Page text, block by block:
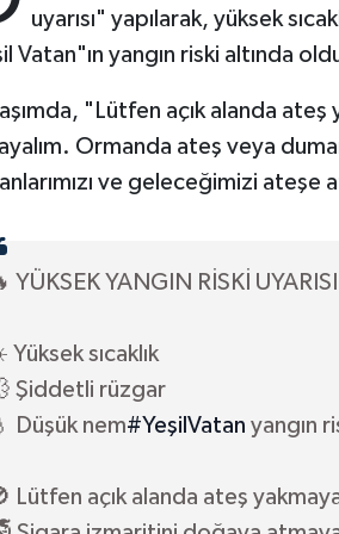
uyarısı" yapılarak, yüksek
Vatan"ın yangın riski altında
"Lütfen açık alanda
Ormanda ateş veya
ve geleceğimizi ateşe
YÜKSEK YANGIN RİSKİ
Yüksek sıcaklık
Şiddetli rüzgar
Düşük nem#YeşilVatan yangın
Lütfen açık alanda ateş